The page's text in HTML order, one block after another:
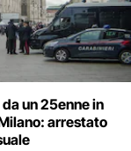
un 25enne in
arrestato